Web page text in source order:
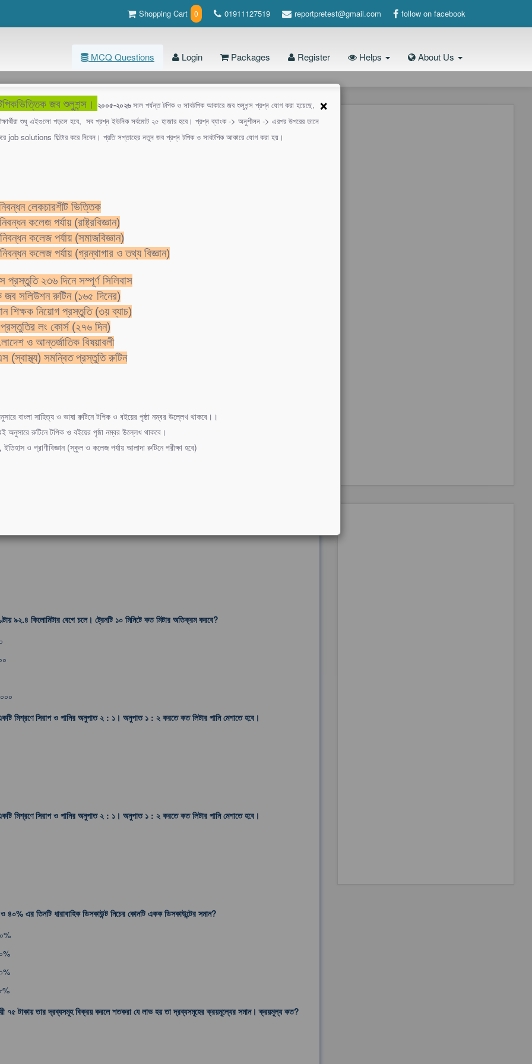
Shopping Cart 0 01911127519 reportpretest@gmail.com follow on facebook
MCQ Questions Login Packages Register Helps About Us
মাদকদ্রব্য নিয়ন্ত্রণ অধিদপ্তর (ওয়েরলেস অপারেটর) - ১৯-০২-২০২১ (70 টি প্রশ্ন )
Page
এর সাথে ৪২ যোগ করলে যোগফল হয় ঐ সংখ্যাটি সংখ্যাটি কত?
কত 3/4 হবে?
৯২.৪ কিলোমিটার বেগে চলে। ট্রেনটি ১০ মিনিটে কত মিটার অতিক্রম করবে?
মিশ্রণে সিরাপ ও পানির অনুপাত ২ : ১। অনুপাত ১ : ২ করতে কত লিটার পানি মেশাতে হবে।
মিশ্রণে সিরাপ ও পানির অনুপাত ২ : ১। অনুপাত ১ : ২ করতে কত লিটার পানি মেশাতে হবে।
এর তিনটি ধারাবাহিক ডিসকাউন্ট নিচের কোনটি একক ডিসকাউন্টের সমান?
৭৫ টাকায় তার দ্রব্যসমূহ বিক্রয় করলে শতকরা যে লাভ হয় তা দ্রব্যসমূহের ক্রয়মূল্যের সমান। ক্রয়মূল্য কত?
×
জব শুলুশন্স। ২০০৫-২০২৬সাল পর্যন্ত টপিক ও সাবটপিক আকারে জব শুলুশন্স প্রশ্ন যোগ করা হয়েছে,
শুধু এইগুলো পড়লে হবে, সব প্রশ্ন ইউনিক সর্বমোট ২৫ হাজার হবে। প্রশ্ন ব্যাংক -> অনুশীলন -> এরপর উপরের ডানে
job solutions ফিল্টার করে নিবেন। প্রতি সপ্তাহের নতুন জব প্রশ্ন টপিক ও সাবটপিক আকারে যোগ করা হয়।
লেকচারশীট ভিত্তিক
কলেজ পর্যায় (রাষ্ট্রবিজ্ঞান)
কলেজ পর্যায় (সমাজবিজ্ঞান)
কলেজ পর্যায় (গ্রন্থাগার ও তথ্য বিজ্ঞান)
২৩৬ দিনে সম্পূর্ণ সিলিবাস
জব সলিউশন রুটিন (১৬৫ দিনের)
শিক্ষক নিয়োগ প্রস্তুতি (৩য় ব্যাচ)
লং কোর্স (২৭৬ দিন)
ও আন্তর্জাতিক বিষয়াবলী
(স্বাস্থ্য) সমন্বিত প্রস্তুতি রুটিন
বাংলা সাহিত্য ও ভাষা রুটিনে টপিক ও বইয়ের পৃষ্ঠা নম্বর উল্লেখ থাকবে।।
অনুসারে রুটিনে টপিক ও বইয়ের পৃষ্ঠা নম্বর উল্লেখ থাকবে।
ইতিহাস ও প্রাণীবিজ্ঞান (স্কুল ও কলেজ পর্যায় আলাদা রুটিনে পরীক্ষা হবে)